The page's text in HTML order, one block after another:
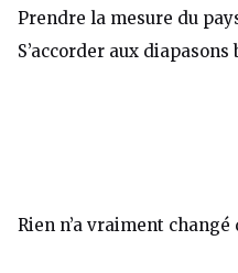
Prendre la mesure du
S’accorder aux
Rien n’a vraiment